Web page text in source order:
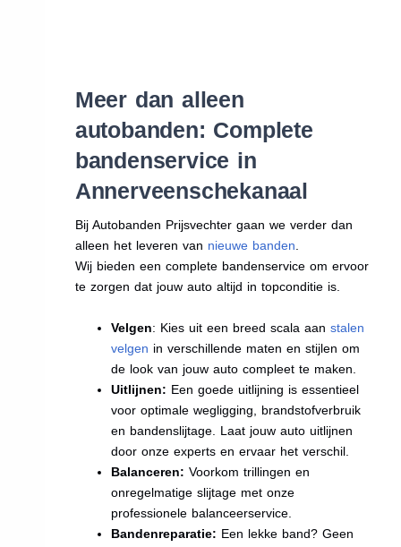
Meer dan alleen
autobanden: Complete
bandenservice in
Annerveenschekanaal
Bij Autobanden Prijsvechter gaan we verder dan
alleen het leveren van nieuwe banden.
Wij bieden een complete bandenservice om ervoor
te zorgen dat jouw auto altijd in topconditie is.
Velgen: Kies uit een breed scala aan stalen
velgen in verschillende maten en stijlen om
de look van jouw auto compleet te maken.
Uitlijnen: Een goede uitlijning is essentieel
voor optimale wegligging, brandstofverbruik
en bandenslijtage. Laat jouw auto uitlijnen
door onze experts en ervaar het verschil.
Balanceren: Voorkom trillingen en
onregelmatige slijtage met onze
professionele balanceerservice.
Bandenreparatie: Een lekke band? Geen